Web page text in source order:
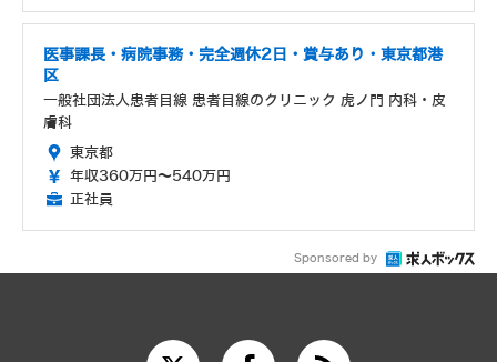
医事課長・病院事務・完全週休2日・賞与あり・東京都港
区
一般社団法人患者目線 患者目線のクリニック 虎ノ門 内科・皮
膚科
東京都
年収360万円～540万円
正社員
Sponsored by